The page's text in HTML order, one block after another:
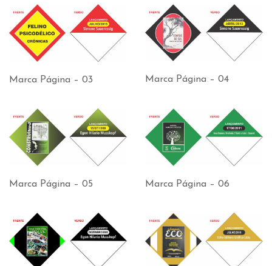
Marca Página – 03 Marca Página – 04
Marca Página – 05 Marca Página – 06